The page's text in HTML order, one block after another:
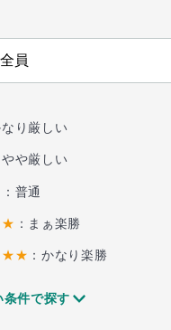
なり厳しい
やや厳しい
：普通
：まぁ楽勝
：かなり楽勝
条件で探す